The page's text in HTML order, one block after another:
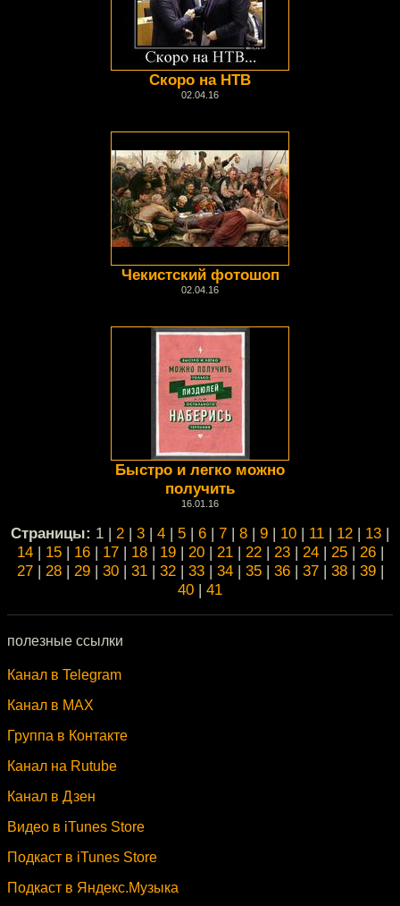
Скоро на НТВ
02.04.16
Чекистский фотошоп
02.04.16
Быстро и легко можно
получить
16.01.16
Cтраницы: 1 | 2 | 3 | 4 | 5 | 6 | 7 | 8 | 9 | 10 | 11 | 12 | 13 |
14| 15| 16| 17| 18| 19| 20| 21| 22| 23| 24| 25| 26|
27| 28| 29| 30| 31| 32| 33| 34| 35| 36| 37| 38| 39|
40 | 41
полезные ссылки
Канал в Telegram
Канал в MAX
Группа в Контакте
Канал на Rutube
Канал в Дзен
Видео в iTunes Store
Подкаст в iTunes Store
Подкаст в Яндекс.Музыка